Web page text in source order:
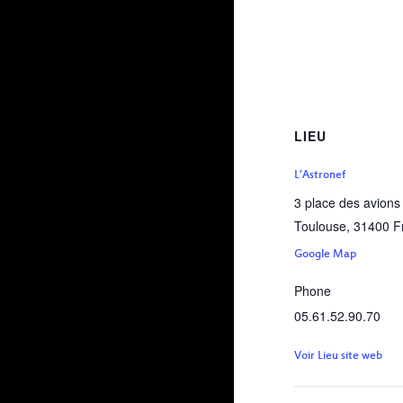
LIEU
L’Astronef
3 place des avions
Toulouse, 31400
Google Map
Phone
05.61.52.90.70
Voir Lieu site web